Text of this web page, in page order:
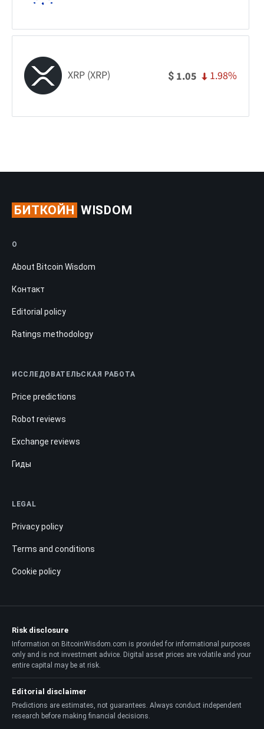
XRP (XRP) $ 1.05 1.98%
БИТКОЙН WISDOM
О
About Bitcoin Wisdom
Контакт
Editorial policy
Ratings methodology
ИССЛЕДОВАТЕЛЬСКАЯ РАБОТА
Price predictions
Robot reviews
Exchange reviews
Гиды
LEGAL
Privacy policy
Terms and conditions
Cookie policy
Risk disclosure
Information on BitcoinWisdom.com is provided for informational purposes
only and is not investment advice. Digital asset prices are volatile and your
entire capital may be at risk.
Editorial disclaimer
Predictions are estimates, not guarantees. Always conduct independent
research before making financial decisions.